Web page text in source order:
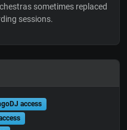
sometimes replaced
sessions.
access